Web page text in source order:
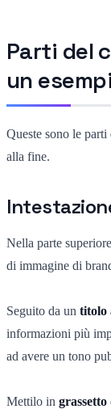
Parti del
un
Queste sono le
alla fine.
Nella parte
di immagine di
Seguito da un titolo
informazioni più
ad avere un tono
Mettilo in grassetto